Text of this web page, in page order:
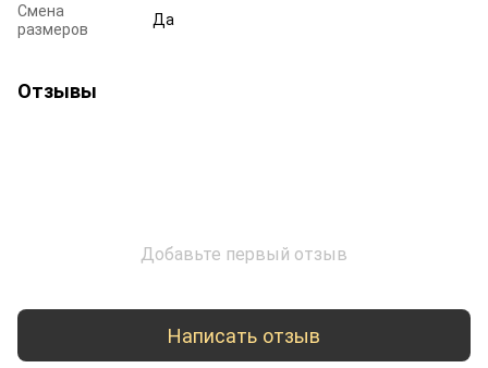
Смена
размеров
Да
Отзывы
Добавьте первый отзыв
Написать отзыв